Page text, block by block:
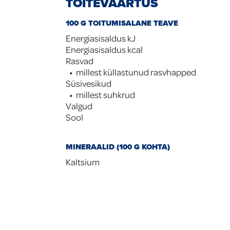
100 G TOITUMISALANE TEAVE
Energiasisaldus kJ
Energiasisaldus kcal
Rasvad
millest küllastunud rasvhapped
Süsivesikud
millest suhkrud
Valgud
Sool
MINERAALID (100 G KOHTA)
Kaltsium